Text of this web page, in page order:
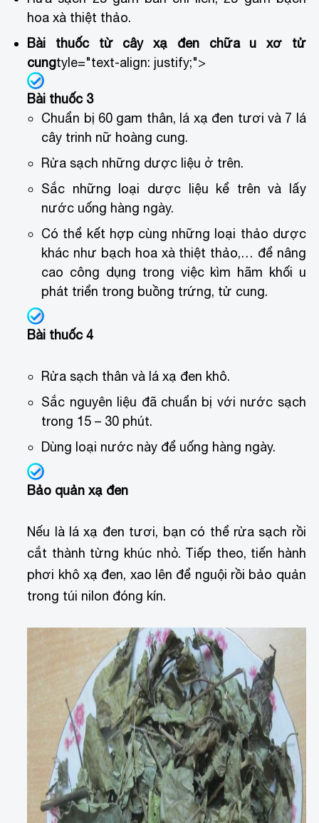
hoa xà thiệt thảo.
Bài thuốc từ cây xạ đen chữa u xơ tử
cungtyle="text-align: justify;">
Bài thuốc 3
Chuẩn bị 60 gam thân, lá xạ đen tươi và 7 lá
cây trinh nữ hoàng cung.
Rửa sạch những dược liệu ở trên.
Sắc những loại dược liệu kể trên và lấy
nước uống hàng ngày.
Có thể kết hợp cùng những loại thảo dược
khác như bạch hoa xà thiệt thảo,… để nâng
cao công dụng trong việc kìm hãm khối u
phát triển trong buồng trứng, tử cung.
Bài thuốc 4
Rửa sạch thân và lá xạ đen khô.
Sắc nguyên liệu đã chuẩn bị với nước sạch
trong 15 – 30 phút.
Dùng loại nước này để uống hàng ngày.
Bảo quản xạ đen
Nếu là lá xạ đen tươi, bạn có thể rửa sạch rồi
cắt thành từng khúc nhỏ. Tiếp theo, tiến hành
phơi khô xạ đen, xao lên để nguội rồi bảo quản
trong túi nilon đóng kín.